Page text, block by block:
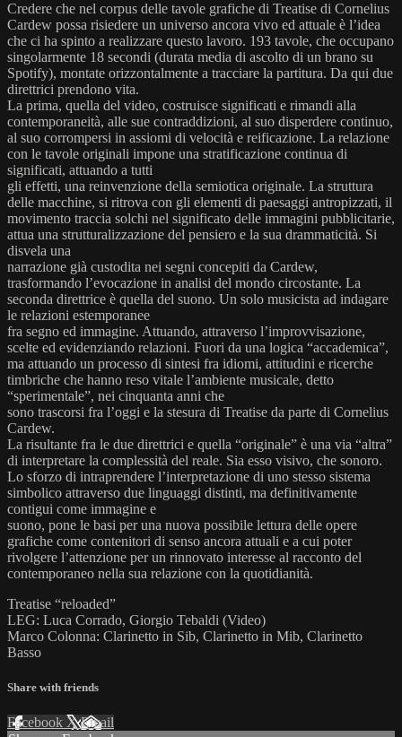
Credere che nel corpus delle tavole grafiche di Treatise di Cornelius
Cardew possa risiedere un universo ancora vivo ed attuale è l’idea
che ci ha spinto a realizzare questo lavoro. 193 tavole, che occupano
singolarmente 18 secondi (durata media di ascolto di un brano su
Spotify), montate orizzontalmente a tracciare la partitura. Da qui due
direttrici prendono vita.
La prima, quella del video, costruisce significati e rimandi alla
contemporaneità, alle sue contraddizioni, al suo disperdere continuo,
al suo corrompersi in assiomi di velocità e reificazione. La relazione
con le tavole originali impone una stratificazione continua di
significati, attuando a tutti
gli effetti, una reinvenzione della semiotica originale. La struttura
delle macchine, si ritrova con gli elementi di paesaggi antropizzati, il
movimento traccia solchi nel significato delle immagini pubblicitarie,
attua una strutturalizzazione del pensiero e la sua drammaticità. Si
disvela una
narrazione già custodita nei segni concepiti da Cardew,
trasformando l’evocazione in analisi del mondo circostante. La
seconda direttrice è quella del suono. Un solo musicista ad indagare
le relazioni estemporanee
fra segno ed immagine. Attuando, attraverso l’improvvisazione,
scelte ed evidenziando relazioni. Fuori da una logica “accademica”,
ma attuando un processo di sintesi fra idiomi, attitudini e ricerche
timbriche che hanno reso vitale l’ambiente musicale, detto
“sperimentale”, nei cinquanta anni che
sono trascorsi fra l’oggi e la stesura di Treatise da parte di Cornelius
Cardew.
La risultante fra le due direttrici e quella “originale” è una via “altra”
di interpretare la complessità del reale. Sia esso visivo, che sonoro.
Lo sforzo di intraprendere l’interpretazione di uno stesso sistema
simbolico attraverso due linguaggi distinti, ma definitivamente
contigui come immagine e
suono, pone le basi per una nuova possibile lettura delle opere
grafiche come contenitori di senso ancora attuali e a cui poter
rivolgere l’attenzione per un rinnovato interesse al racconto del
contemporaneo nella sua relazione con la quotidianità.
Treatise “reloaded”
LEG: Luca Corrado, Giorgio Tebaldi (Video)
Marco Colonna: Clarinetto in Sib, Clarinetto in Mib, Clarinetto
Basso
Share with friends
Facebook XEmail